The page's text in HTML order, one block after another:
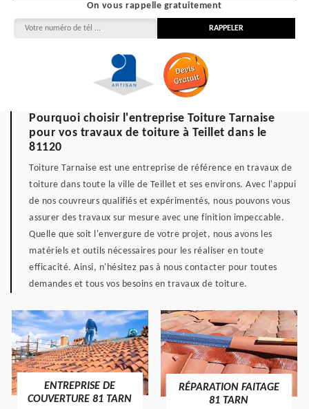
On vous rappelle gratuitement
Pourquoi choisir l'entreprise Toiture Tarnaise
pour vos travaux de toiture à Teillet dans le
81120
Toiture Tarnaise est une entreprise de référence en travaux de
toiture dans toute la ville de Teillet et ses environs. Avec l'appui
de nos couvreurs qualifiés et expérimentés, nous pouvons vous
assurer des travaux sur mesure avec une finition impeccable.
Quelle que soit l'envergure de votre projet, nous avons les
matériels et outils nécessaires pour les réaliser en toute
efficacité. Ainsi, n'hésitez pas à nous contacter pour toutes
demandes et tous vos besoins en travaux de toiture.
ENTREPRISE DE
COUVERTURE 81 TARN
RÉPARATION FAITAGE
81 TARN